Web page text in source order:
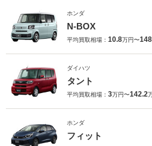
ホンダ
N-BOX
平均買取相場： 10.8万円〜
ダイハツ
タント
平均買取相場： 3万円〜142.2
ホンダ
フィット